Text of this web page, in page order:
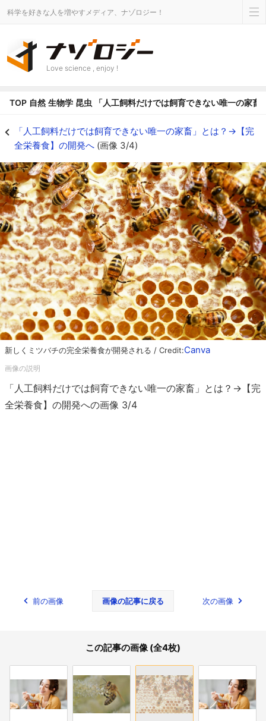
科学を好きな人を増やすメディア、ナゾロジー！
Love science , enjoy !
TOP 自然 生物学 昆虫 「人工飼料だけでは飼育できない唯一の家
「人工飼料だけでは飼育できない唯一の家畜」とは？→【完
全栄養食】の開発へ (画像 3/4)
新しくミツバチの完全栄養食が開発される / Credit:Canva
「人工飼料だけでは飼育できない唯一の家畜」とは？→【完
全栄養食】の開発への画像 3/4
前の画像 画像の記事に戻る 次の画像
この記事の画像 (全4枚)